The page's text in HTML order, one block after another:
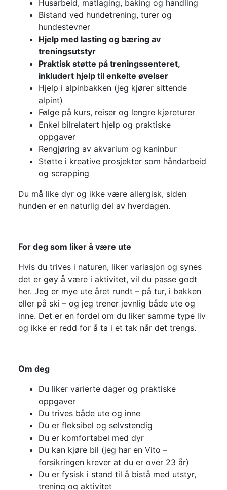
Husarbeid, matlaging, baking og handling
Bistand ved hundetrening, turer og
hundestevner
Hjelp med lasting og bæring av
treningsutstyr
Praktisk støtte på treningssenteret,
inkludert hjelp til enkelte øvelser
Hjelp i alpinbakken (jeg kjører sittende
alpint)
Følge på kurs, reiser og lengre kjøreturer
Enkel bilrelatert hjelp og praktiske
oppgaver
Rengjøring av akvarium og kaninbur
Støtte i kreative prosjekter som håndarbeid
og scrapping
Du må like dyr og ikke være allergisk, siden
hunden er en naturlig del av hverdagen.
For deg som liker å være ute
Hvis du trives i naturen, liker variasjon og synes
det er gøy å være i aktivitet, vil du passe godt
her. Jeg er mye ute året rundt – på tur, i bakken
eller på ski – og jeg trener jevnlig både ute og
inne. Det er en fordel om du liker samme type liv
og ikke er redd for å ta i et tak når det trengs.
Om deg
Du liker varierte dager og praktiske
oppgaver
Du trives både ute og inne
Du er fleksibel og selvstendig
Du er komfortabel med dyr
Du kan kjøre bil (jeg har en Vito –
forsikringen krever at du er over 23 år)
Du er fysisk i stand til å bistå med utstyr,
trening og aktivitet